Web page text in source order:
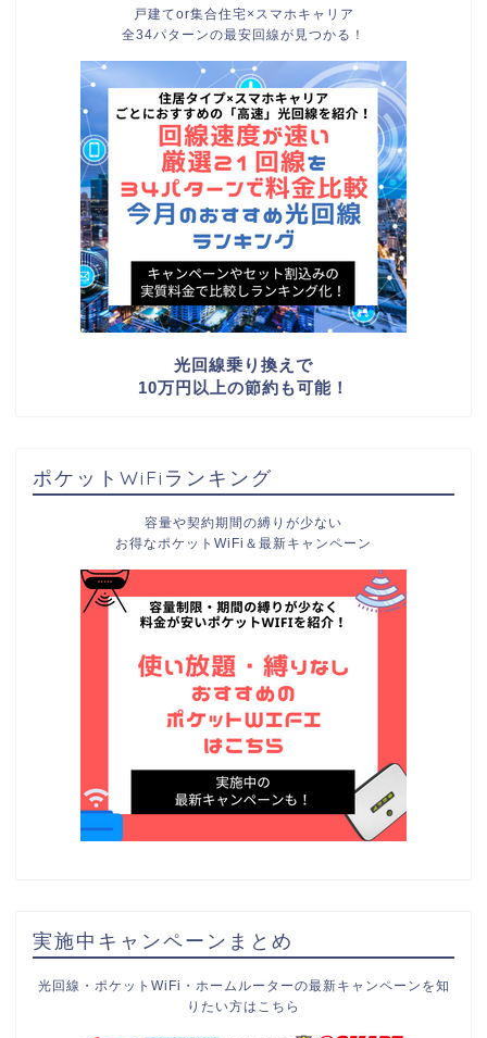
戸建てor集合住宅×スマホキャリア
全34パターンの最安回線が見つかる！
光回線乗り換えで
10万円以上の節約も可能！
ポケットWiFiランキング
容量や契約期間の縛りが少ない
お得なポケットWiFi＆最新キャンペーン
実施中キャンペーンまとめ
光回線・ポケットWiFi・ホームルーターの最新キャンペーンを知
りたい方はこちら